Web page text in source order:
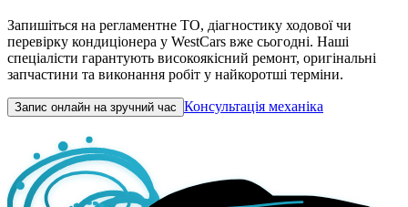
Запишіться на регламентне ТО, діагностику ходової чи
перевірку кондиціонера у WestCars вже сьогодні. Наші
спеціалісти гарантують високоякісний ремонт, оригінальні
запчастини та виконання робіт у найкоротші терміни.
Запис онлайн на зручний час Консультація механіка